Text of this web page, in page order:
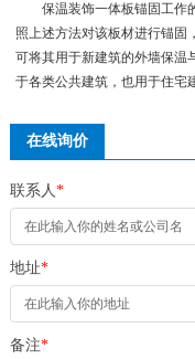
保温装饰一体板锚固工作的
照上述方法对该板材进行锚固
可将其用于新建筑的外墙保温
于各类公共建筑，也用于住宅
在线询价
联系人*
地址*
备注*